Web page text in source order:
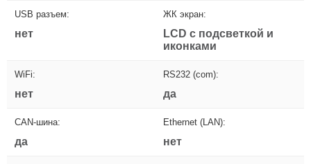
USB разъем:
нет
ЖК экран:
LCD с подсветкой и
иконками
WiFi:
нет
RS232 (com):
да
CAN-шина:
да
Ethernet (LAN):
нет